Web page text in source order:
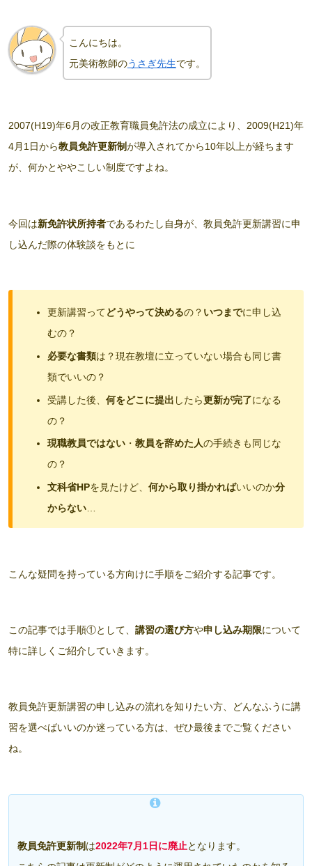
こんにちは。
元美術教師のうさぎ先生です。
2007(H19)年6月の改正教育職員免許法の成立により、2009(H21)年
4月1日から教員免許更新制が導入されてから10年以上が経ちます
が、何かとややこしい制度ですよね。
今回は新免許状所持者であるわたし自身が、教員免許更新講習に申
し込んだ際の体験談をもとに
更新講習ってどうやって決めるの？ いつまでに申し込
むの？
必要な書類は？現在教壇に立っていない場合も同じ書
類でいいの？
受講した後、 何をどこに提出 したら更新が完了になる
の？
現職教員ではない・ 教員を辞めた人の手続きも同じな
の？
文科省HPを見たけど、 何から取り掛かればいいのか分
からない…
こんな疑問を持っている方向けに手順をご紹介する記事です。
この記事では手順①として、 講習の選び方や申し込み期限について
特に詳しくご紹介していきます。
教員免許更新講習の申し込みの流れを知りたい方、どんなふうに講
習を選べばいいのか迷っている方は、ぜひ最後までご覧ください
ね。
教員免許更新制 は2022年7月1日に廃止となります。